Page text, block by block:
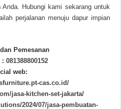
Hubungi kami sekarang untuk
perjalanan menuju dapur impian
Pemesanan
:081388800152
web:
cas.co.id/
jasa-kitchen-set-jakarta/
2024/07/jasa-pembuatan-